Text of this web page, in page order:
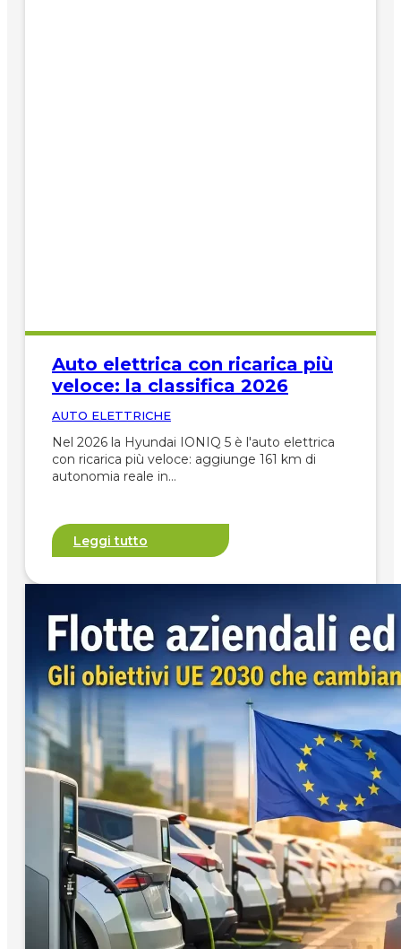
Auto elettrica con ricarica più
veloce: la classifica 2026
AUTO ELETTRICHE
Nel 2026 la Hyundai IONIQ 5 è l'auto elettrica
con ricarica più veloce: aggiunge 161 km di
autonomia reale in…
Leggi tutto